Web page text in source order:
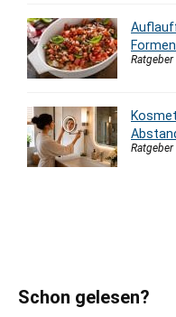
Ratgeber
Ratgeber
Schon gelesen?